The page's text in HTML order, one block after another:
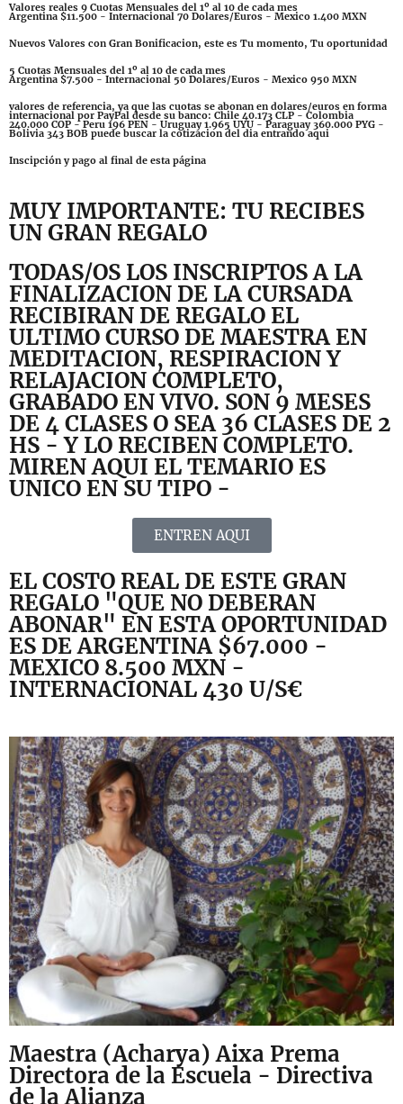
Valores reales 9 Cuotas Mensuales del 1º al 10 de cada mes
Argentina $11.500 - Internacional 70 Dolares/Euros - Mexico 1.400 MXN
Nuevos Valores con Gran Bonificacion, este es Tu momento, Tu oportunidad
5 Cuotas Mensuales del 1º al 10 de cada mes
Argentina $7.500 - Internacional 50 Dolares/Euros - Mexico 950 MXN
valores de referencia, ya que las cuotas se abonan en dolares/euros en forma
internacional por PayPal desde su banco: Chile 40.173 CLP - Colombia
240.000 COP - Peru 196 PEN - Uruguay 1.965 UYU - Paraguay 360.000 PYG -
Bolivia 343 BOB puede buscar la cotizacion del dia entrando aqui
Inscipción y pago al final de esta página
MUY IMPORTANTE: TU RECIBES
UN GRAN REGALO
TODAS/OS LOS INSCRIPTOS A LA
FINALIZACION DE LA CURSADA
RECIBIRAN DE REGALO EL
ULTIMO CURSO DE MAESTRA EN
MEDITACION, RESPIRACION Y
RELAJACION COMPLETO,
GRABADO EN VIVO. SON 9 MESES
DE 4 CLASES O SEA 36 CLASES DE 2
HS - Y LO RECIBEN COMPLETO.
MIREN AQUI EL TEMARIO ES
UNICO EN SU TIPO -
ENTREN AQUI
EL COSTO REAL DE ESTE GRAN
REGALO "QUE NO DEBERAN
ABONAR" EN ESTA OPORTUNIDAD
ES DE ARGENTINA $67.000 -
MEXICO 8.500 MXN -
INTERNACIONAL 430 U/S€
Maestra (Acharya) Aixa Prema
Directora de la Escuela - Directiva
de la Alianza